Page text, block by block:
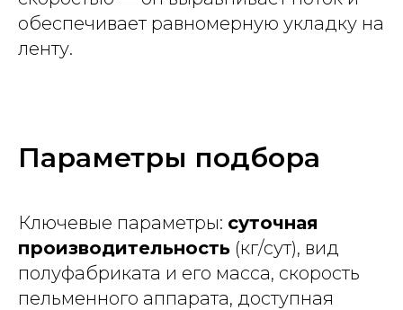
обеспечивает равномерную укладку на
ленту.
Параметры подбора
Ключевые параметры: суточная
производительность (кг/сут), вид
полуфабриката и его масса, скорость
пельменного аппарата, доступная